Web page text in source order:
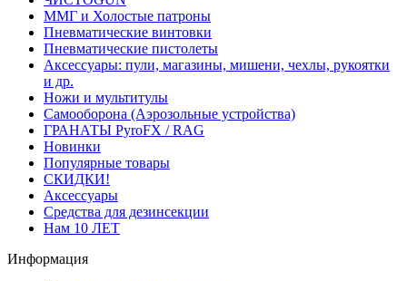
ММГ и Холостые патроны
Пневматические винтовки
Пневматические пистолеты
Аксессуары: пули, магазины, мишени, чехлы, рукоятки
и др.
Ножи и мультитулы
Самооборона (Аэрозольные устройства)
ГРАНАТЫ PyroFX / RAG
Новинки
Популярные товары
СКИДКИ!
Аксессуары
Средства для дезинсекции
Нам 10 ЛЕТ
Информация